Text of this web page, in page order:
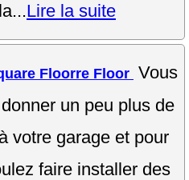
Lire la suite
Floorre Floor Vous
un peu plus de
votre garage et pour
faire installer des